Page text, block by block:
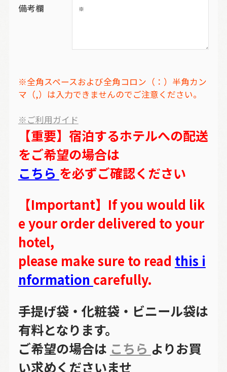
備考欄
※全角スペースおよび全角コロン（：）半角カン
マ（,）は入力できませんのでご注意ください。
※ご利用ガイド
【重要】宿泊するホテルへの配送
をご希望の場合は
こちら を必ずご確認ください
【Important】If you would lik
e your order delivered to your
hotel,
please make sure to read this i
nformation carefully.
手提げ袋・化粧袋・ビニール袋は
有料となります。
ご希望の場合は こちら よりお買
い求めくださいませ